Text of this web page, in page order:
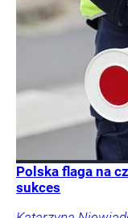
Polska flaga na
sukces